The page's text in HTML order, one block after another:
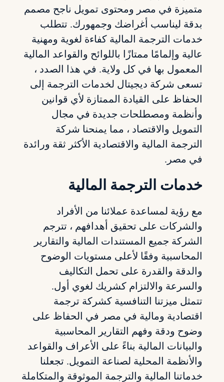
متميزة في مصر ومحتوى تمويل ناجح مصمم
بدقة ليناسب أغراضك وجمهورك. تتطلب
خدمات الترجمة المالية كفاءة لغوية ومهنية
عالية وإلمامًا ممتازًا باللوائح والقواعد المالية
المعمول بها في كل ولاية. في هذا الصدد ،
تسعى شركة ديجيتال لخدمات الترجمة إلى
الحفاظ على القيادة الممتازة لأي قوانين
وأنظمة ومصطلحات جديدة في مجال
التمويل والاقتصاد ، مما يمنحنا شركة
الترجمة المالية والاقتصادية الأكثر ثقة ورائدة
في مصر.
خدمات الترجمة المالية
مع رؤية لمساعدة عملائنا من الأفراد
والشركات على تحقيق أهدافهم ، تترجم
الشركة جميع المستندات المالية والتقارير
المحاسبية وفقًا لأعلى مستويات الوضوح
والدقة والقدرة على تحمل التكاليف
والسرعة والالتزام كشريك لغوي أول.
تتمثل ميزتنا التنافسية كشركة ترجمة
اقتصادية ومالية في مصر في الحفاظ على
وضوح ودقة وفهم التقارير المحاسبية
والبيانات المالية بناءً على الأعراف والقواعد
والأنظمة المحلية لصناعة التمويل. تجعلنا
خدماتنا المالية والترجمة الموثوقة والمتكاملة